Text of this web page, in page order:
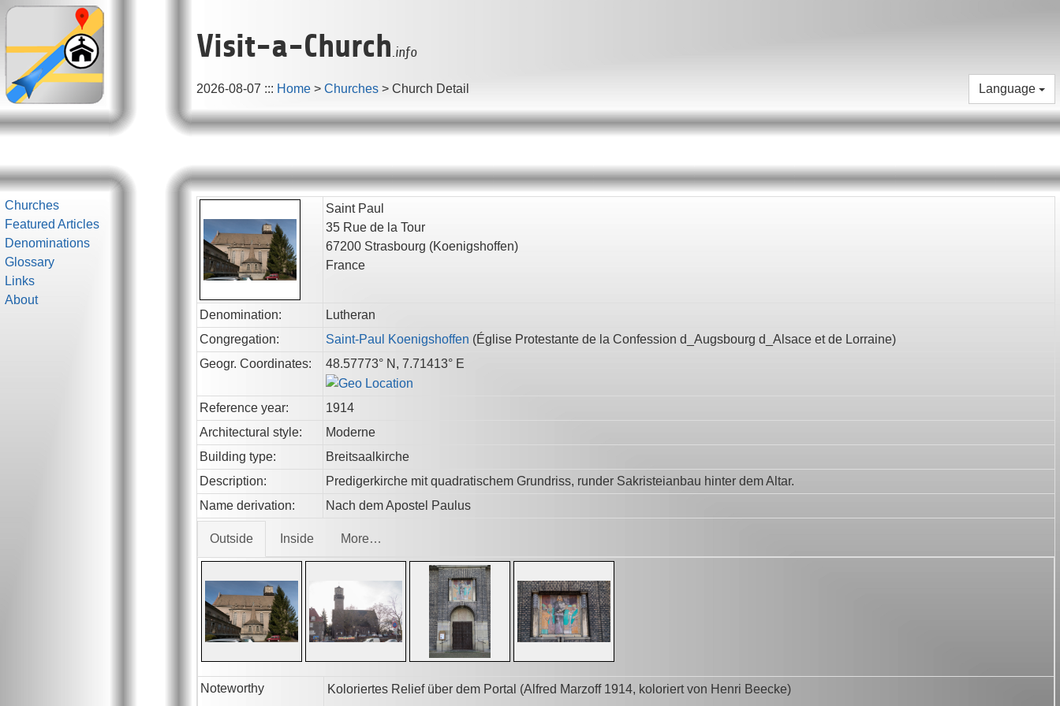
Visit-a-Church.info
2026-08-07 ::: Home > Churches > Church Detail Language
Churches
Featured Articles
Denominations
Glossary
Links
About
Saint Paul
35 Rue de la Tour
67200 Strasbourg (Koenigshoffen)
France
Denomination:
Lutheran
Congregation:
Saint-Paul Koenigshoffen (Église Protestante de la Confession d_Augsbourg d_Alsace et de Lorraine)
Geogr. Coordinates:
48.57773° N, 7.71413° E
Reference year:
1914
Architectural style:
Moderne
Building type:
Breitsaalkirche
Description:
Predigerkirche mit quadratischem Grundriss, runder Sakristeianbau hinter dem Altar.
Name derivation:
Nach dem Apostel Paulus
Outside Inside More…
Noteworthy Koloriertes Relief über dem Portal (Alfred Marzoff 1914, koloriert von Henri Beecke)